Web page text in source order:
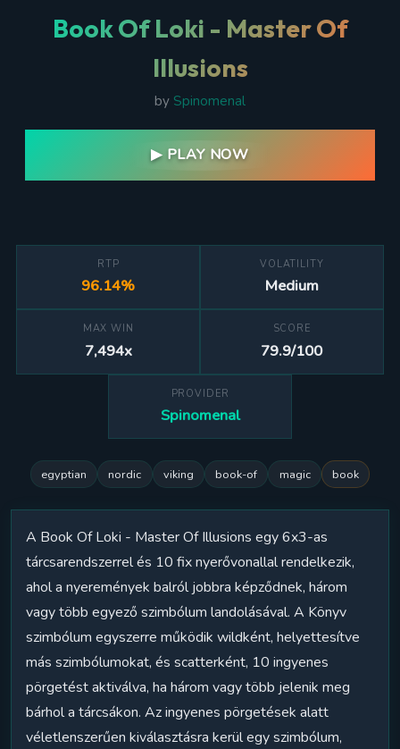
Book Of Loki - Master Of
Illusions
by Spinomenal
▶ PLAY NOW
RTP
96.14%
VOLATILITY
Medium
MAX WIN
7,494x
SCORE
79.9/100
PROVIDER
Spinomenal
egyptian nordic viking book-of magic book
A Book Of Loki - Master Of Illusions egy 6x3-as
tárcsarendszerrel és 10 fix nyerővonallal rendelkezik,
ahol a nyeremények balról jobbra képződnek, három
vagy több egyező szimbólum landolásával. A Könyv
szimbólum egyszerre működik wildként, helyettesítve
más szimbólumokat, és scatterként, 10 ingyenes
pörgetést aktiválva, ha három vagy több jelenik meg
bárhol a tárcsákon. Az ingyenes pörgetések alatt
véletlenszerűen kiválasztásra kerül egy szimbólum,